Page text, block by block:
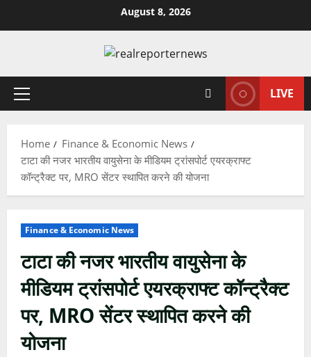
August 8, 2026
Primary
LIVE
Home
Finance & Economic News
टाटा की नजर भारतीय वायुसेना के मीडियम ट्रांसपोर्ट एयरक्राफ्ट
कॉन्ट्रैक्ट पर, MRO सेंटर स्थापित करने की योजना
Finance & Economic News
टाटा की नजर भारतीय वायुसेना के
मीडियम ट्रांसपोर्ट एयरक्राफ्ट कॉन्ट्रैक्ट
पर, MRO सेंटर स्थापित करने की
योजना